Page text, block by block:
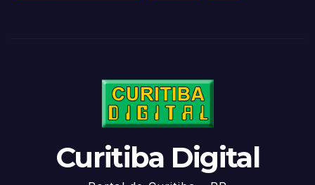
Curitiba Digital